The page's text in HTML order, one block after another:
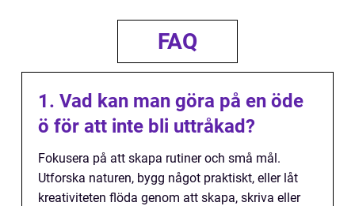
FAQ
1. Vad kan man göra på en öde
ö för att inte bli uttråkad?
Fokusera på att skapa rutiner och små mål.
Utforska naturen, bygg något praktiskt, eller låt
kreativiteten flöda genom att skapa, skriva eller